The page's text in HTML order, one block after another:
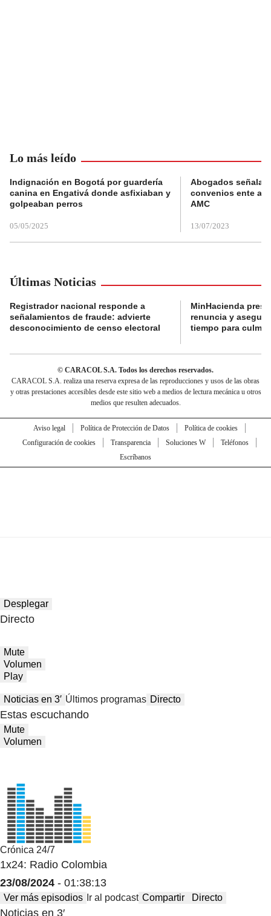
Lo más leído
Indignación en Bogotá por guardería
canina en Engativá donde asfixiaban y
golpeaban perros
05/05/2025
Abogados
convenios ente
AMC
13/07/2023
Últimas Noticias
Registrador nacional responde a
señalamientos de fraude: advierte
desconocimiento de censo electoral
MinHacienda
renuncia y
tiempo para
© CARACOL S.A. Todos los derechos reservados.
CARACOL S.A. realiza una reserva expresa de las reproducciones y usos de las obras
y otras prestaciones accesibles desde este sitio web a medios de lectura mecánica u otros
medios que resulten adecuados.
Aviso legal Política de Protección de Datos
Política de cookies
Configuración de cookies
Transparencia Soluciones W
Teléfonos
Escríbanos
Desplegar
Directo
Mute
Volumen
Play
Noticias en 3′ Últimos programas Directo
Estas escuchando
Mute
Volumen
Crónica 24/7
1x24: Radio Colombia
23/08/2024 - 01:38:13
Ver más episodios Ir al podcast Compartir Directo
Noticias en 3′